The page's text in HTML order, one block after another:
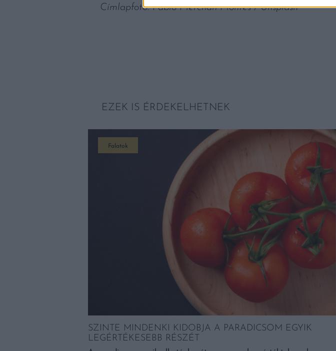
Címlapfotó: Pablo Merchán Montes / Unsplash
EZEK IS ÉRDEKELHETNEK
Falatok
SZINTE MINDENKI KIDOBJA A PARADICSOM EGYIK
LEGÉRTÉKESEBB RÉSZÉT